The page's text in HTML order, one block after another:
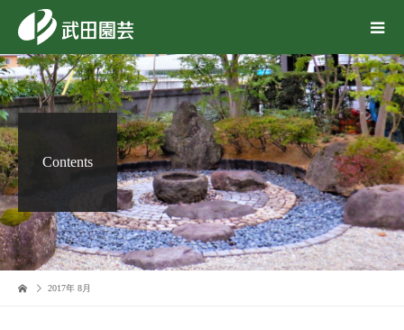
Contents
2017年 8月